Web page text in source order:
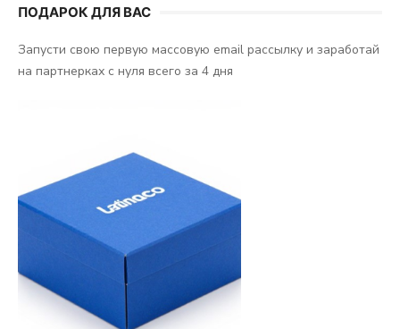
ПОДАРОК ДЛЯ ВАС
Запусти свою первую массовую email рассылку и заработай
на партнерках с нуля всего за 4 дня